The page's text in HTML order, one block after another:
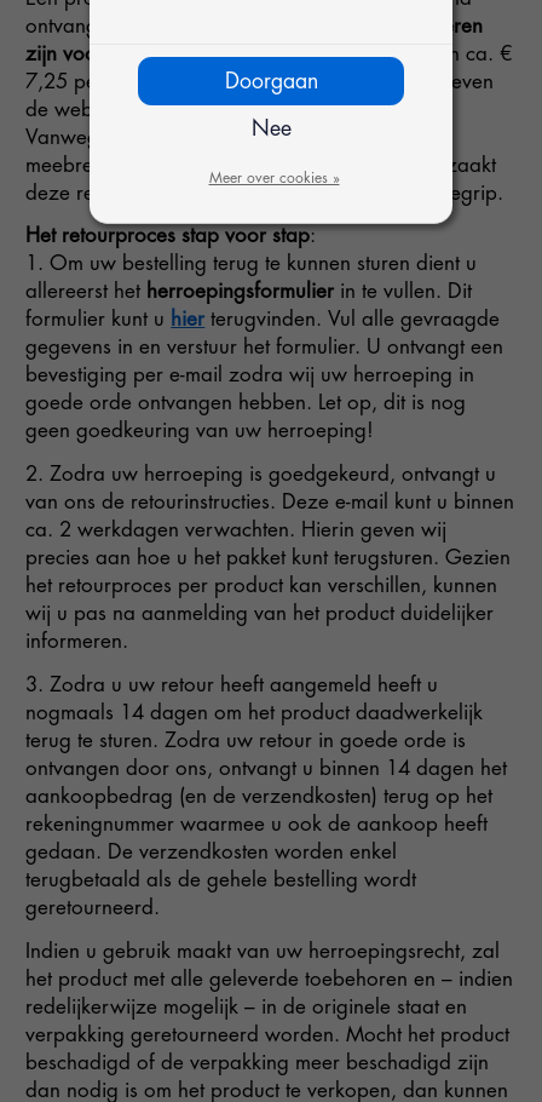
ontvangst, maar
de kosten voor retourneren
zijn voor eigen rekening. Deze kosten bedragen ca. €
7,25 per pakket, raadpleeg voor de exacte tarieven
de website van de vervoerder van uw keuze.
Vanwege de impact die retourneren met zich
meebrengt voor o.a. het milieu zijn wij genoodzaakt
deze regel door te voeren. Wij hopen op uw begrip.
Het retourproces stap voor stap:
1. Om uw bestelling terug te kunnen sturen dient u
allereerst het herroepingsformulier in te vullen. Dit
formulier kunt u hier terugvinden. Vul alle gevraagde
gegevens in en verstuur het formulier. U ontvangt een
bevestiging per e-mail zodra wij uw herroeping in
goede orde ontvangen hebben. Let op, dit is nog
geen goedkeuring van uw herroeping!
2. Zodra uw herroeping is goedgekeurd, ontvangt u
van ons de retourinstructies. Deze e-mail kunt u binnen
ca. 2 werkdagen verwachten. Hierin geven wij
precies aan hoe u het pakket kunt terugsturen. Gezien
het retourproces per product kan verschillen, kunnen
wij u pas na aanmelding van het product duidelijker
informeren.
3. Zodra u uw retour heeft aangemeld heeft u
nogmaals 14 dagen om het product daadwerkelijk
terug te sturen. Zodra uw retour in goede orde is
ontvangen door ons, ontvangt u binnen 14 dagen het
aankoopbedrag (en de verzendkosten) terug op het
rekeningnummer waarmee u ook de aankoop heeft
gedaan. De verzendkosten worden enkel
terugbetaald als de gehele bestelling wordt
geretourneerd.
Indien u gebruik maakt van uw herroepingsrecht, zal
het product met alle geleverde toebehoren en – indien
redelijkerwijze mogelijk – in de originele staat en
verpakking geretourneerd worden. Mocht het product
beschadigd of de verpakking meer beschadigd zijn
dan nodig is om het product te verkopen, dan kunnen
Doorgaan
Nee
Meer over cookies »